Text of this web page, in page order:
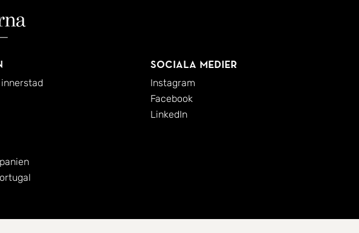
Sociala medier
Instagram
Facebook
LinkedIn